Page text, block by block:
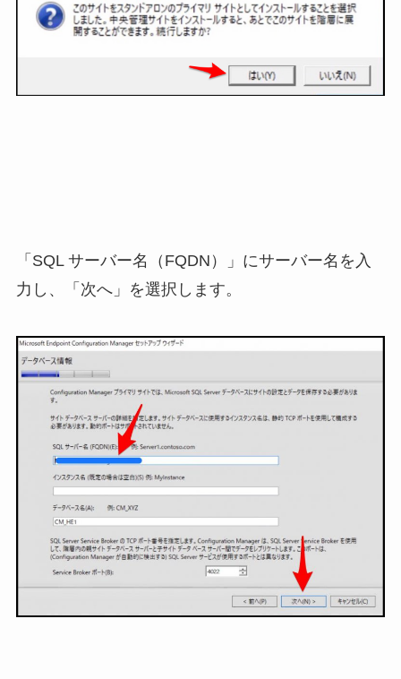
「SQL サーバー名（FQDN）」にサーバー名を入
力し、「次へ」を選択します。